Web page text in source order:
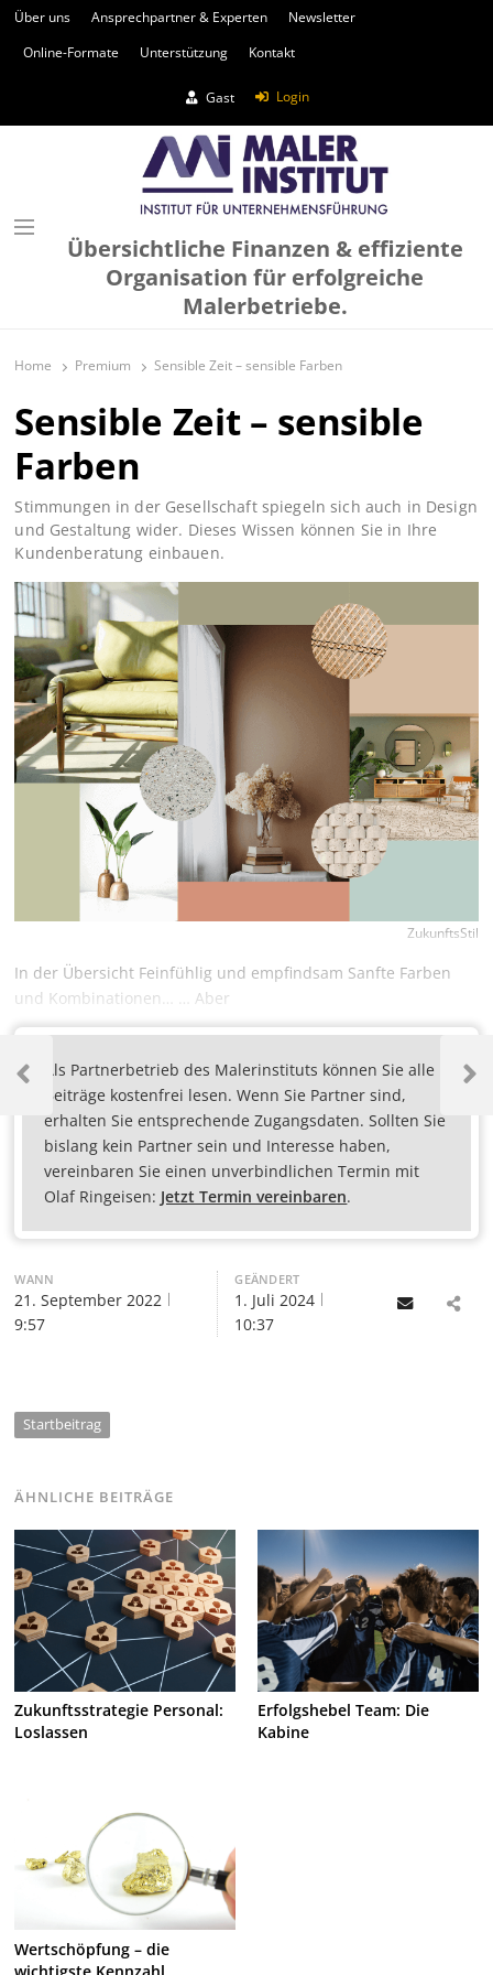
Über uns Ansprechpartner & Experten
Newsletter
Online-Formate
Unterstützung Kontakt
Gast Login
Übersichtliche Finanzen & effiziente
Organisation für erfolgreiche
Malerbetriebe.
Home Premium Sensible Zeit – sensible Farben
Sensible Zeit – sensible
Farben
Stimmungen in der Gesellschaft spiegeln sich auch in Design
und Gestaltung wider. Dieses Wissen können Sie in Ihre
Kundenberatung einbauen.
ZukunftsStil
In der Übersicht Feinfühlig und empfindsam Sanfte Farben
und Kombinationen… … Aber
Als Partnerbetrieb des Malerinstituts können Sie alle
Beiträge kostenfrei lesen. Wenn Sie Partner sind,
erhalten Sie entsprechende Zugangsdaten. Sollten Sie
bislang kein Partner sein und Interesse haben,
vereinbaren Sie einen unverbindlichen Termin mit
Olaf Ringeisen: Jetzt Termin vereinbaren.
WANN
21. September 2022
9:57
GEÄNDERT
1. Juli 2024
10:37
Email
Startbeitrag
ÄHNLICHE BEITRÄGE
Zukunftsstrategie Personal:
Loslassen
Erfolgshebel Team: Die
Kabine
Wertschöpfung – die
wichtigste Kennzahl